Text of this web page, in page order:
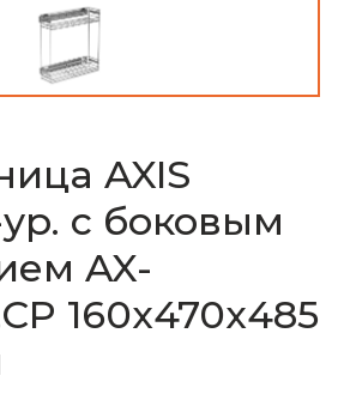
AXIS
с боковым
AX-
160х470х485